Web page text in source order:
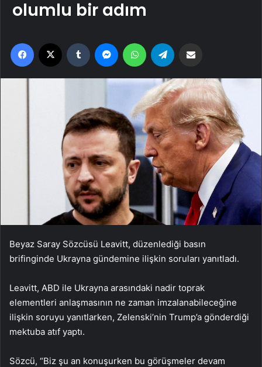
olumlu bir adım
Facebook Tumblr MessengerWhatsApp
Beyaz Saray Sözcüsü Leavitt, düzenlediği basın
brifinginde Ukrayna gündemine ilişkin soruları yanıtladı.
Leavitt, ABD ile Ukrayna arasındaki nadir toprak
elementleri anlaşmasının ne zaman imzalanabileceğine
ilişkin soruyu yanıtlarken, Zelenski’nin Trump’a gönderdiği
mektuba atıf yaptı.
Sözcü, “Biz şu an konuşurken bu görüşmeler devam